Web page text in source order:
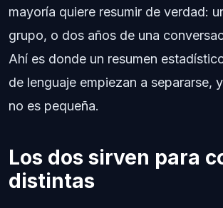
mayoría quiere resumir de verdad:
grupo, o dos años de una
Ahí es donde un resumen
de lenguaje empiezan a separarse,
no es pequeña.
Los dos sirven para
distintas